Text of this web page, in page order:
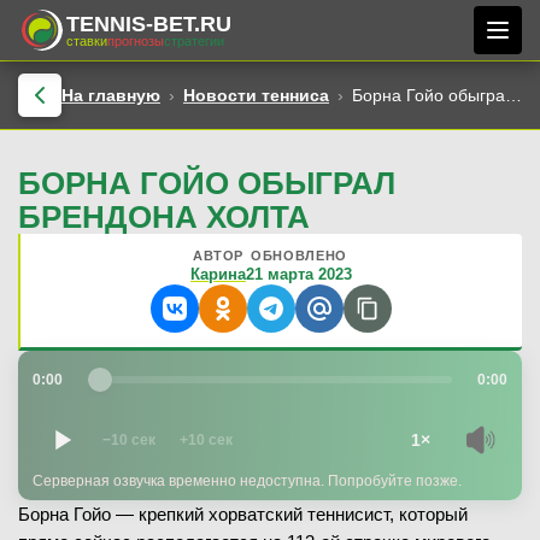
TENNIS-BET.RU
ставкипрогнозыстратегии
На главную Новости тенниса Борна Гойо обыграл Брендона Холта
БОРНА ГОЙО ОБЫГРАЛ
БРЕНДОНА ХОЛТА
АВТОР
Карина
ОБНОВЛЕНО
21 марта 2023
0:00 0:00
−10 сек +10 сек 1×
Серверная озвучка временно недоступна. Попробуйте позже.
Борна Гойо — крепкий хорватский теннисист, который